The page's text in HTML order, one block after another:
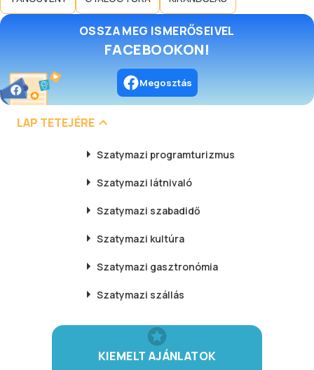
OSSZA MEG ISMERŐSEIVEL
FACEBOOKON!
Megosztás
LAP TETEJÉRE
Szatymazi programturizmus
Szatymazi látnivaló
Szatymazi szabadidő
Szatymazi kultúra
Szatymazi gasztronómia
Szatymazi szállás
KIEMELT AJÁNLATOK